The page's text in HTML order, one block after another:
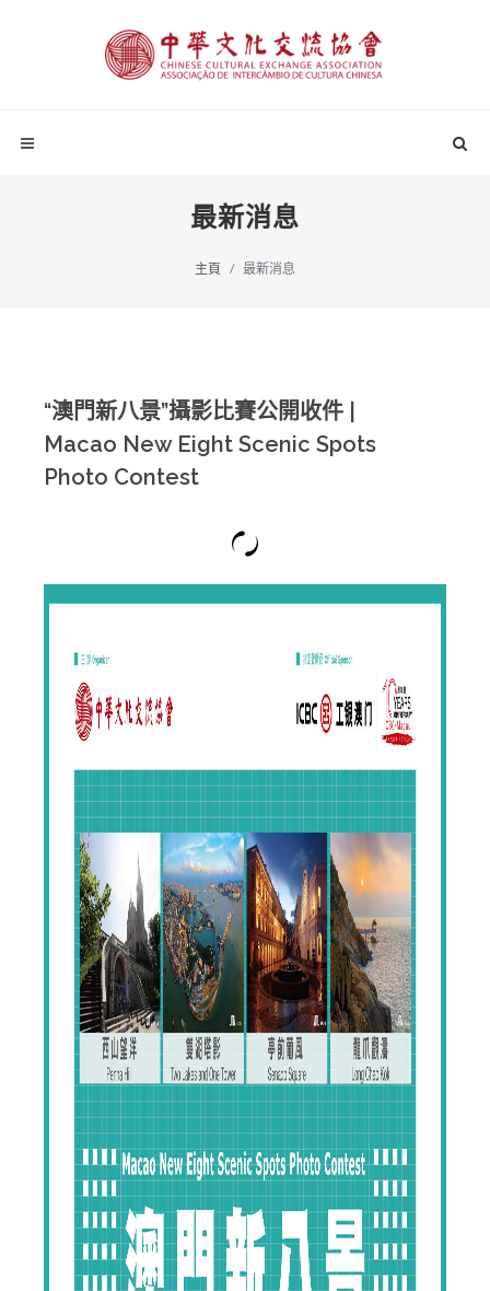
最新消息
主頁 最新消息
“澳門新八景”攝影比賽公開收件 |
Macao New Eight Scenic Spots
Photo Contest